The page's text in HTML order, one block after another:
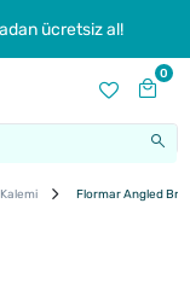
ücretsiz al!
0
Kalemi Flormar Angled